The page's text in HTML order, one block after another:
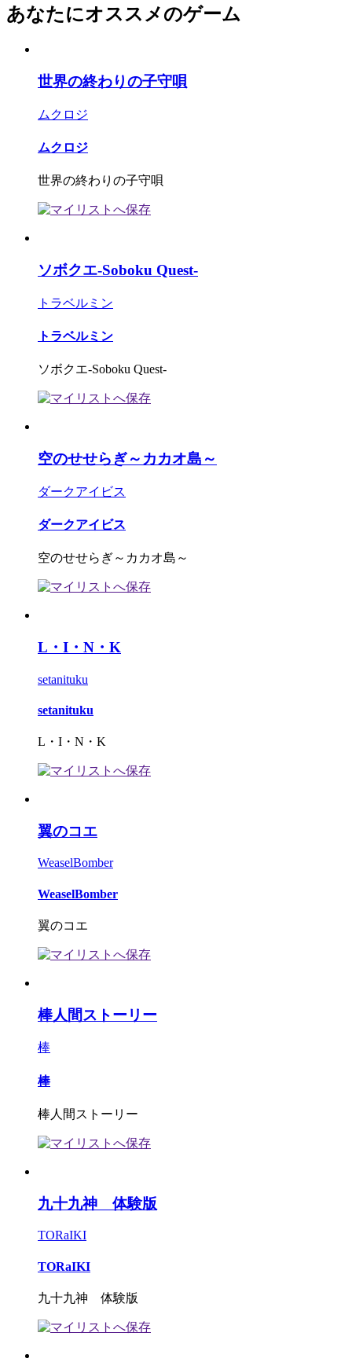
あなたにオススメのゲーム
世界の終わりの子守唄
ムクロジ
ムクロジ
世界の終わりの子守唄
ソボクエ-Soboku Quest-
トラベルミン
トラベルミン
ソボクエ-Soboku Quest-
空のせせらぎ～カカオ島～
ダークアイビス
ダークアイビス
空のせせらぎ～カカオ島～
L・I・N・K
setanituku
setanituku
L・I・N・K
翼のコエ
WeaselBomber
WeaselBomber
翼のコエ
棒人間ストーリー
棒
棒
棒人間ストーリー
九十九神 体験版
TORaIKI
TORaIKI
九十九神 体験版